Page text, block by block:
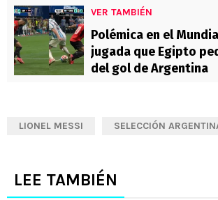
VER TAMBIÉN
Polémica en el
jugada que Egipto
del gol de Argentina
LIONEL MESSI SELECCIÓN
LEE TAMBIÉN